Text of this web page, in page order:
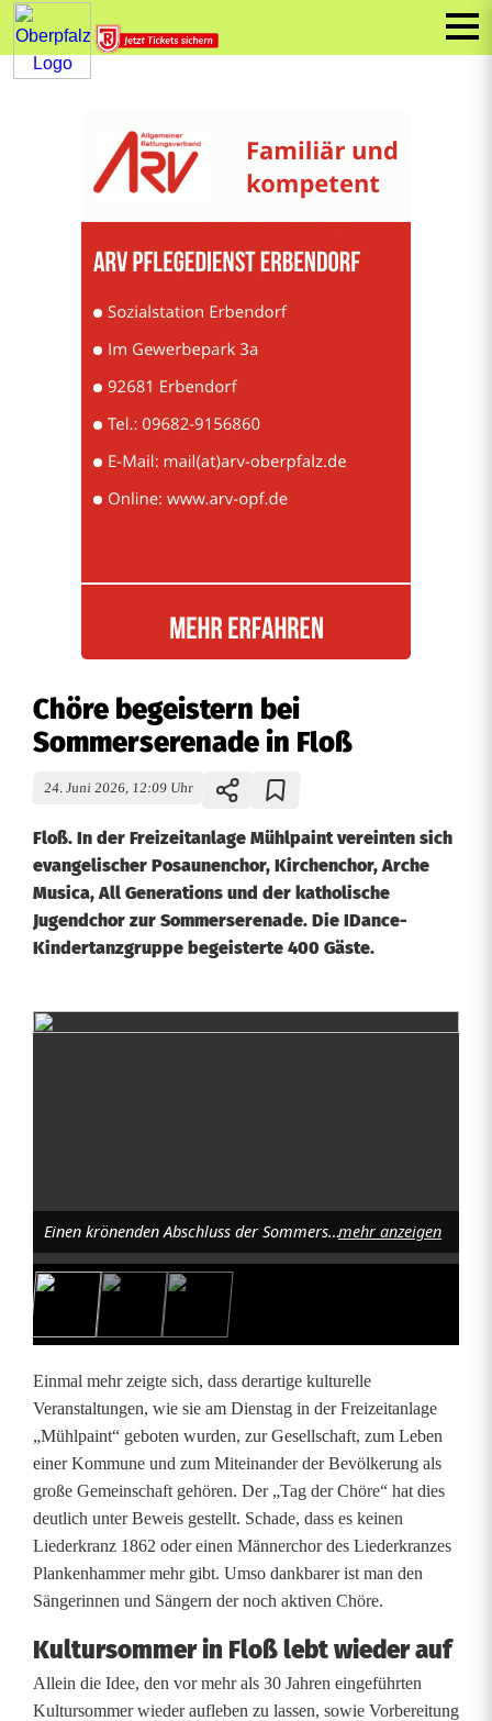
Chöre begeistern bei
Sommerserenade in Floß
24. Juni 2026, 12:09 Uhr
Floß. In der Freizeitanlage Mühlpaint vereinten sich
evangelischer Posaunenchor, Kirchenchor, Arche
Musica, All Generations und der katholische
Jugendchor zur Sommerserenade. Die IDance-
Kindertanzgruppe begeisterte 400 Gäste.
C
b
e
g
i
s
t
e
r
n
b
e
Einen krönenden Abschluss der Sommerserenade gab es durch die Flosser „All Generations“, die ohne Liedblatt alle Vorträge hervorragend meisterte. Die erbetene Zusage war der Dank des Publikums. Foto: Fred Lehnermehr anzeigen
Einmal mehr zeigte sich, dass derartige kulturelle
Veranstaltungen, wie sie am Dienstag in der Freizeitanlage
„Mühlpaint“ geboten wurden, zur Gesellschaft, zum Leben
einer Kommune und zum Miteinander der Bevölkerung als
große Gemeinschaft gehören. Der „Tag der Chöre“ hat dies
deutlich unter Beweis gestellt. Schade, dass es keinen
Liederkranz 1862 oder einen Männerchor des Liederkranzes
Plankenhammer mehr gibt. Umso dankbarer ist man den
Sängerinnen und Sängern der noch aktiven Chöre.
Kultursommer in Floß lebt wieder auf
Allein die Idee, den vor mehr als 30 Jahren eingeführten
Kultursommer wieder aufleben zu lassen, sowie Vorbereitung